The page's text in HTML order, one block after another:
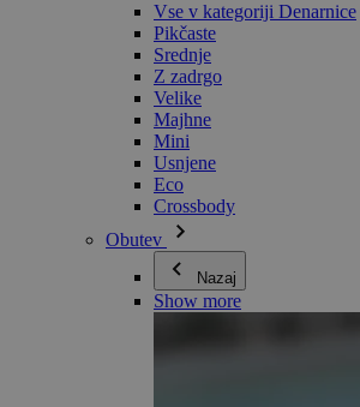
Vse v kategoriji Denarnice
Pikčaste
Srednje
Z zadrgo
Velike
Majhne
Mini
Usnjene
Eco
Crossbody
Obutev
Nazaj
Show more